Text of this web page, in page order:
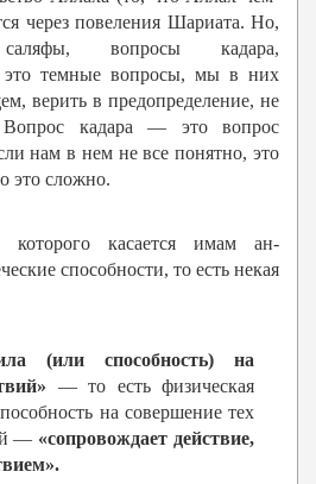
через повеления Шариата. Но,
вопросы кадара,
это темные вопросы, мы в них
верить в предопределение, не
Вопрос кадара — это вопрос
нам в нем не все понятно, это
это сложно.
касается имам ан-
способности, то есть некая
(или способность) на
— то есть физическая
на совершение тех
— «сопровождает действие,